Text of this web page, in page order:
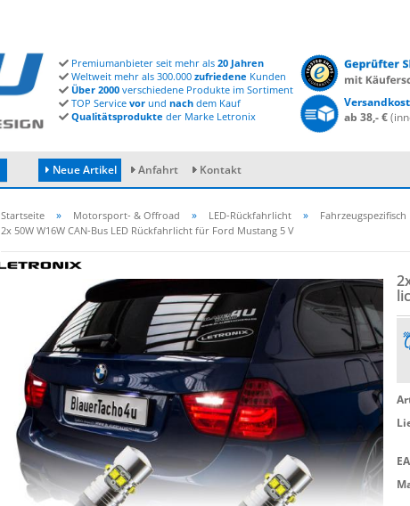
Passwort vergessen?
Premiumanbieter seit mehr als 20 Jahren
Weltweit mehr als 300.000 zufriedene Kunden
Über 2000 verschiedene Produkte im Sortiment
TOP Service vor und nach dem Kauf
Qualitätsprodukte der Marke Letronix
ab 38,- €
Neue Artikel Anfahrt Kontakt
Startseite » Motorsport- & Offroad » LED-Rückfahrlicht » Fahrzeugspezifisch
2x 50W W16W CAN-Bus LED Rückfahrlicht für Ford Mustang 5 V